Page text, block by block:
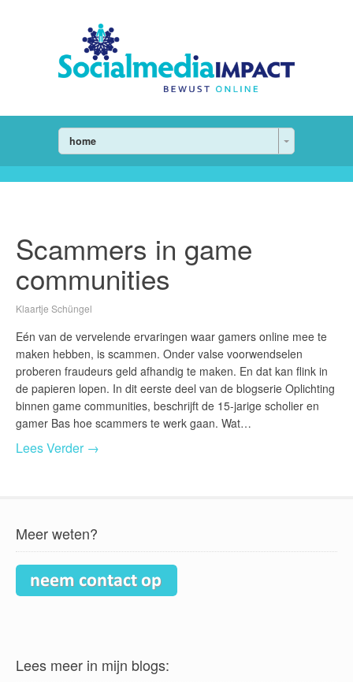
home
Scammers in game
communities
Klaartje Schüngel
Eén van de vervelende ervaringen waar gamers online mee te
maken hebben, is scammen. Onder valse voorwendselen
proberen fraudeurs geld afhandig te maken. En dat kan flink in
de papieren lopen. In dit eerste deel van de blogserie Oplichting
binnen game communities, beschrijft de 15-jarige scholier en
gamer Bas hoe scammers te werk gaan. Wat…
Lees Verder →
Meer weten?
Lees meer in mijn blogs: